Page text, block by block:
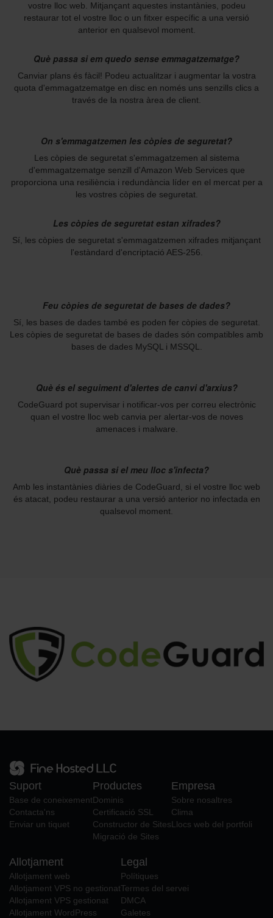
vostre lloc web. Mitjançant aquestes instantànies, podeu
restaurar tot el vostre lloc o un fitxer específic a una versió
anterior en qualsevol moment.
Què passa si em quedo sense emmagatzematge?
Canviar plans és fàcil! Podeu actualitzar i augmentar la vostra
quota d'emmagatzematge en disc en només uns senzills clics a
través de la nostra àrea de client.
On s'emmagatzemen les còpies de seguretat?
Les còpies de seguretat s'emmagatzemen al sistema
d'emmagatzematge senzill d'Amazon Web Services que
proporciona una resiliència i redundància líder en el mercat per a
les vostres còpies de seguretat.
Les còpies de seguretat estan xifrades?
Sí, les còpies de seguretat s'emmagatzemen xifrades mitjançant
l'estàndard d'encriptació AES-256.
Feu còpies de seguretat de bases de dades?
Sí, les bases de dades també es poden fer còpies de seguretat.
Les còpies de seguretat de bases de dades són compatibles amb
bases de dades MySQL i MSSQL.
Què és el seguiment d'alertes de canvi d'arxius?
CodeGuard pot supervisar i notificar-vos per correu electrònic
quan el vostre lloc web canvia per alertar-vos de noves
amenaces i malware.
Què passa si el meu lloc s'infecta?
Amb les instantànies diàries de CodeGuard, si el vostre lloc web
és atacat, podeu restaurar a una versió anterior no infectada en
qualsevol moment.
Suport
Base de coneixement
Contacta'ns
Enviar un tiquet
Productes
Dominis
Certificació SSL
Constructor de Sites
Migració de Sites
Empresa
Sobre nosaltres
Clima
Llocs web del portfoli
Allotjament
Allotjament web
Allotjament VPS no gestionat
Allotjament VPS gestionat
Allotjament WordPress
Legal
Polítiques
Termes del servei
DMCA
Galetes